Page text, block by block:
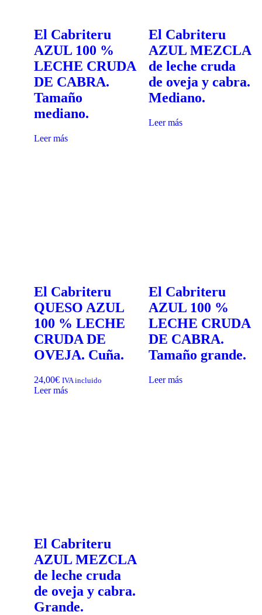
El Cabriteru
AZUL 100 %
LECHE CRUDA
DE CABRA.
Tamaño
mediano.
Leer más
El Cabriteru
AZUL MEZCLA
de leche cruda
de oveja y cabra.
Mediano.
Leer más
El Cabriteru
QUESO AZUL
100 % LECHE
CRUDA DE
OVEJA. Cuña.
24,00€ IVA incluido
Leer más
El Cabriteru
AZUL 100 %
LECHE CRUDA
DE CABRA.
Tamaño grande.
Leer más
El Cabriteru
AZUL MEZCLA
de leche cruda
de oveja y cabra.
Grande.